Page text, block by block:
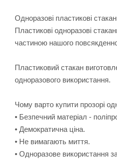
Одноразові пластикові
Пластикові одноразові
частиною нашого
Пластиковий стакан
одноразового використання.
Чому варто купити прозорі
• Безпечний матеріал -
• Демократична ціна.
• Не вимагають миття.
• Одноразове використання